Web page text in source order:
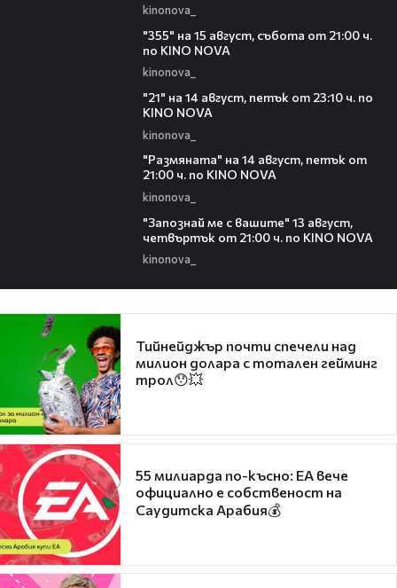
kinonova_
"355" на 15 август, събота от 21:00 ч.
по KINO NOVA
kinonova_
"21" на 14 август, петък от 23:10 ч. по
KINO NOVA
kinonova_
"Размянaта" на 14 август, петък от
21:00 ч. по KINO NOVA
kinonova_
"Запознай ме с вашите" 13 август,
четвъртък от 21:00 ч. по KINO NOVA
kinonova_
Тийнейджър почти спечели над
милион долара с тотален гейминг
трол😯💥
55 милиарда по-късно: EA вече
официално е собственост на
Саудитска Арабия💰